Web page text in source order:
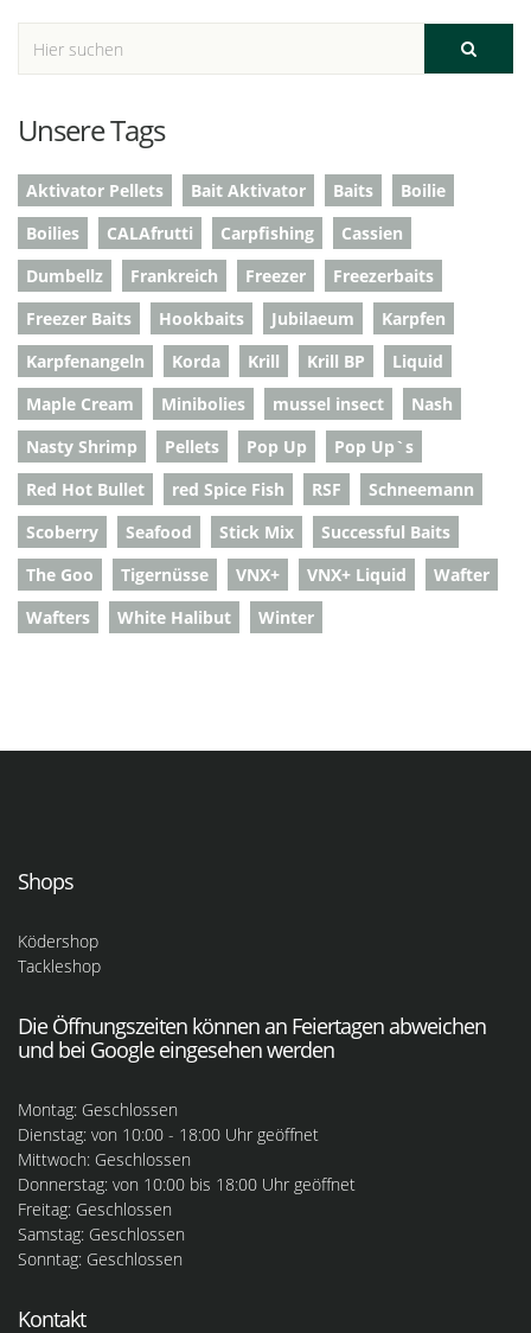
Unsere Tags
Aktivator Pellets Bait Aktivator Baits
Boilie
Boilies
CALAfrutti Carpfishing
Cassien
Dumbellz
Frankreich Freezer
Freezerbaits
Freezer Baits
Hookbaits Jubilaeum
Karpfen
Karpfenangeln
Korda Krill Krill BP
Liquid
Maple Cream
Minibolies mussel insect
Nash
Nasty Shrimp
Pellets Pop Up
Pop Up`s
Red Hot Bullet
red Spice Fish RSF
Schneemann
Scoberry
Seafood Stick Mix
Successful Baits
The Goo
Tigernüsse VNX+ VNX+ Liquid
Wafter
Wafters
White Halibut Winter
Shops
Ködershop
Tackleshop
Die Öffnungszeiten können an Feiertagen abweichen
und bei Google eingesehen werden
Montag: Geschlossen
Dienstag: von 10:00 - 18:00 Uhr geöffnet
Mittwoch: Geschlossen
Donnerstag: von 10:00 bis 18:00 Uhr geöffnet
Freitag: Geschlossen
Samstag: Geschlossen
Sonntag: Geschlossen
Kontakt